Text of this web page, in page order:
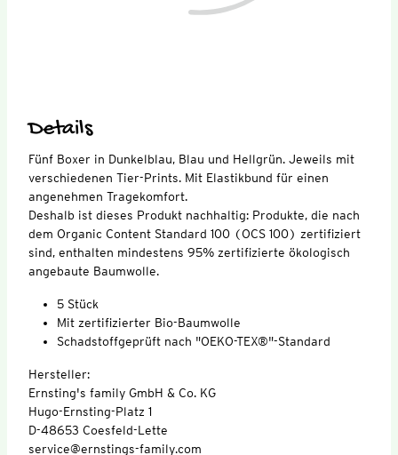
Details
Fünf Boxer in Dunkelblau, Blau und Hellgrün. Jeweils mit
verschiedenen Tier-Prints. Mit Elastikbund für einen
angenehmen Tragekomfort.
Deshalb ist dieses Produkt nachhaltig: Produkte, die nach
dem Organic Content Standard 100 (OCS 100) zertifiziert
sind, enthalten mindestens 95% zertifizierte ökologisch
angebaute Baumwolle.
5 Stück
Mit zertifizierter Bio-Baumwolle
Schadstoffgeprüft nach "OEKO-TEX®"-Standard
Hersteller:
Ernsting's family GmbH & Co. KG
Hugo-Ernsting-Platz 1
D-48653 Coesfeld-Lette
service@ernstings-family.com